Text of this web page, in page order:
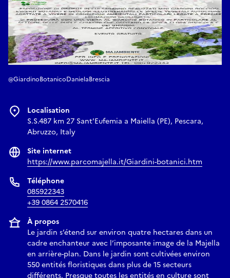
@GiardinoBotanicoDanielaBrescia
Localisation
S.S.487 km 27 Sant'Eufemia a Maiella (PE), Pescara,
Abruzzo, Italy
Site internet
https://www.parcomajella.it/Giardini-botanici.htm
Téléphone
085922343
+39 0864 2570416
À propos
Le jardin s’étend sur environ quatre hectares dans un
cadre enchanteur avec l’imposante image de la Majella
en arrière-plan. Dans le jardin sont cultivées environ
550 entités floristiques dans plus de 15 secteurs
différents. Presque toutes les entités en culture sont